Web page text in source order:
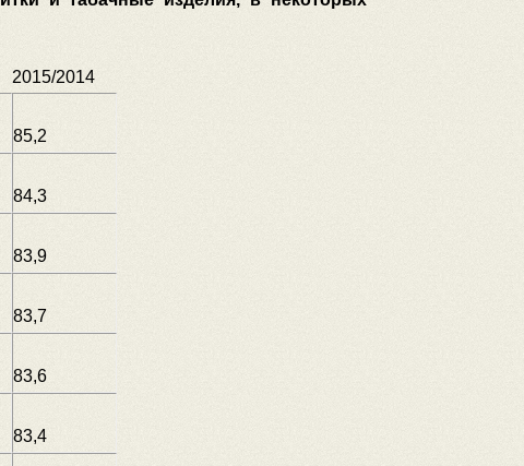
2015/2014
85,2
84,3
83,9
83,7
83,6
83,4